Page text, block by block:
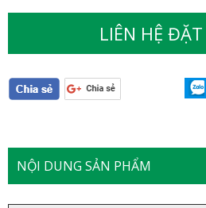
LIÊN HỆ
NỘI DUNG SẢN PHẨM